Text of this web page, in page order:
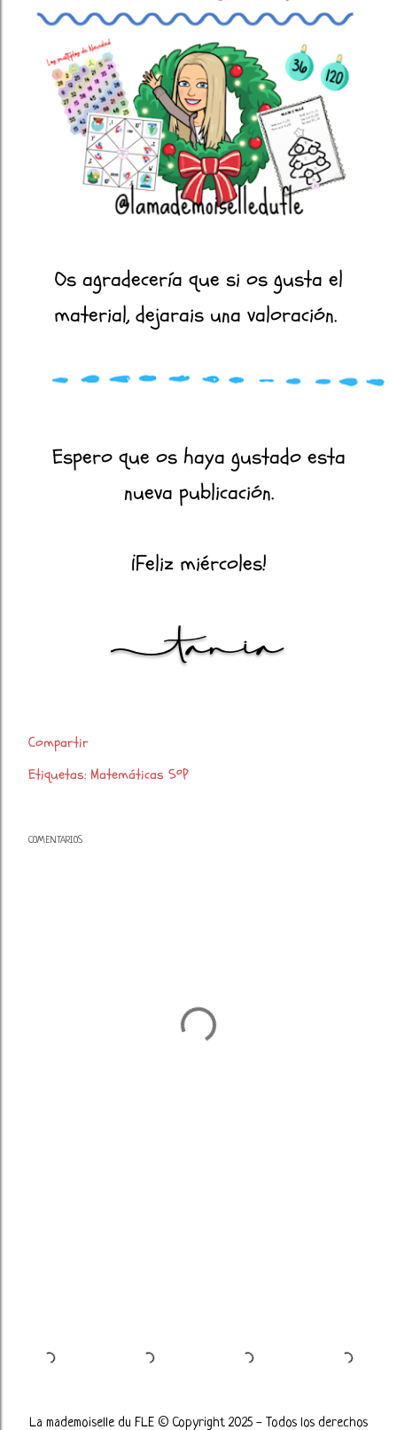
Os agradecería que si os gusta el
material, dejarais una valoración.
Espero que os haya gustado esta
nueva publicación.
¡Feliz miércoles!
Compartir
Etiquetas: Matemáticas 5ºP
COMENTARIOS
La mademoiselle du FLE © Copyright 2025 - Todos los derechos